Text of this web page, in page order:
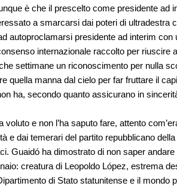
è che il prescelto come presidente ad
a smarcarsi dai poteri di ultradestra
autoproclamarsi presidente ad interim
internazionale raccolto per
settimane un riconoscimento per nulla
quella manna dal cielo per far fruttare il
ha, secondo quanto assicurano in
voluto e non l’ha saputo fare, attento
e dai temerari del partito repubblicano
Guaidó ha dimostrato di non saper
creatura di Leopoldo López, estrema
di Stato statunitense e il